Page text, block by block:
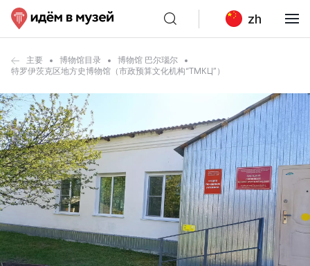
zh
主要 博物馆目录
博物馆 巴尔瑙尔
特罗伊茨克区地方史博物馆（市政预算文化机构“ТМКЦ”）